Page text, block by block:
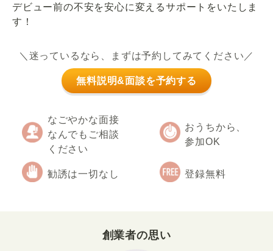
デビュー前の不安を安心に変えるサポートをいたしま
す！
＼迷っているなら、まずは予約してみてください／
無料説明&面談を予約する
なごやかな面接
なんでもご相談
ください
おうちから、
参加OK
勧誘は一切なし 登録無料
創業者の思い